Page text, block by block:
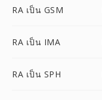
RA เป็น GSM
RA เป็น IMA
RA เป็น SPH